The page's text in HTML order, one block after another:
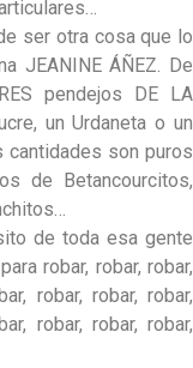
ser otra cosa que lo
JEANINE ÁÑEZ. De
pendejos DE LA
un Urdaneta o un
cantidades son puros
de Betancourcitos,
de toda esa gente
robar, robar, robar,
robar, robar, robar,
robar, robar, robar,